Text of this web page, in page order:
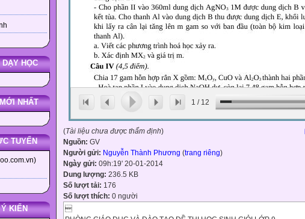
HỌC
NHẤT
TUYẾN
KIẾN
1 / 12
(Tài liệu chưa được thẩm định)
Nguồn: GV
Người gửi: Nguyễn Thành Phương (trang riêng)
Ngày gửi: 09h:19' 20-01-2014
Dung lượng: 236.5 KB
Số lượt tải: 176
Số lượt thích: 0 người
